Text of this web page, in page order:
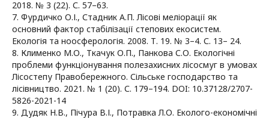
2018. № 3 (22). С. 57–63.
7. Фурдичко О.І., Стадник А.П. Лісові меліорації як
основний фактор стабілізації степових екосистем.
Екологія та ноосферологія. 2008. Т. 19. № 3–4. С. 13– 24.
8. Клименко М.О., Ткачук О.П., Панкова С.О. Екологічні
проблеми функціонування полезахисних лісосмуг в умовах
Лісостепу Правобережного. Сільське господарство та
лісівництво. 2021. № 1 (20). С. 179–194. DOI: 10.37128/2707-
5826-2021-14
9. Дудяк Н.В., Пічура В.І., Потравка Л.О. Еколого-економічні